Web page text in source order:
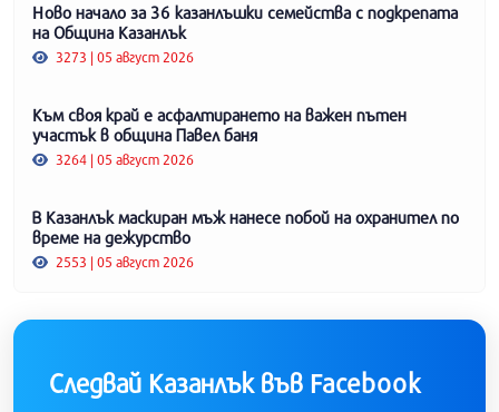
Ново начало за 36 казанлъшки семейства с подкрепата
на Община Казанлък
3273 | 05 август 2026
Към своя край е асфалтирането на важен пътен
участък в община Павел баня
3264 | 05 август 2026
В Казанлък маскиран мъж нанесе побой на охранител по
време на дежурство
2553 | 05 август 2026
Следвай Казанлък във Facebook